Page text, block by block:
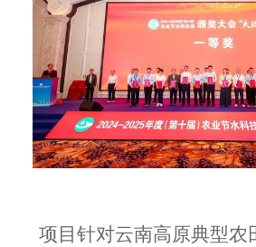
项目针对云南高原典型农